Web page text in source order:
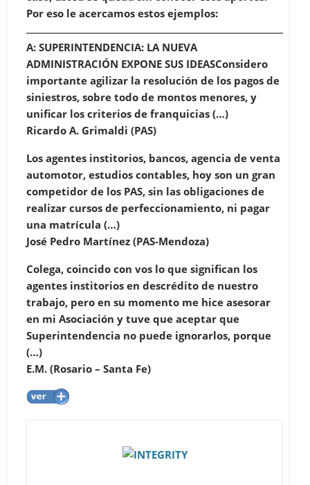
Por eso le acercamos estos ejemplos:
A: SUPERINTENDENCIA: LA NUEVA
ADMINISTRACIÓN EXPONE SUS IDEASConsidero
importante agilizar la resolución de los pagos de
siniestros, sobre todo de montos menores, y
unificar los criterios de franquicias (…)
Ricardo A. Grimaldi (PAS)
Los agentes institorios, bancos, agencia de venta
automotor, estudios contables, hoy son un gran
competidor de los PAS, sin las obligaciones de
realizar cursos de perfeccionamiento, ni pagar
una matrícula (…)
José Pedro Martínez (PAS-Mendoza)
Colega, coincido con vos lo que significan los
agentes institorios en descrédito de nuestro
trabajo, pero en su momento me hice asesorar
en mi Asociación y tuve que aceptar que
Superintendencia no puede ignorarlos, porque
(…)
E.M. (Rosario – Santa Fe)